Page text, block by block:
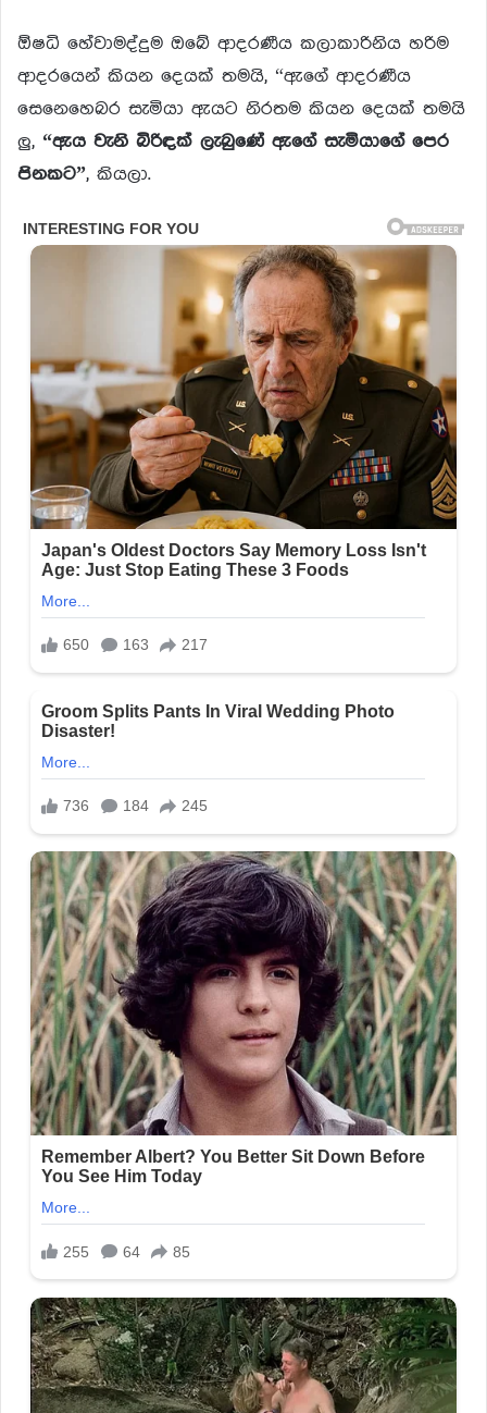
ඕෂධි හේවාමද්දුම ඔබේ ආදරණීය කලාකාරිනිය හරිම
ආදරයෙන් කියන දෙයක් තමයි, “ඇගේ ආදරණීය
සෙනෙහෙබර සැමියා ඇයට නිරතම කියන දෙයක් තමයි
ලු, “ඇය වැනි බිරිඳක් ලැබුණේ ඇගේ සැමියාගේ පෙර
පිනකට”, කියලා.